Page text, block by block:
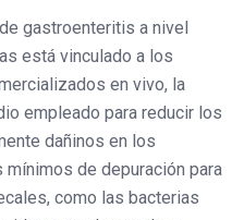
gastroenteritis a nivel
está vinculado a los
en vivo, la
empleado para reducir los
dañinos en los
de depuración para
como las bacterias